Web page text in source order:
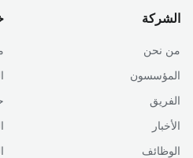
الشركة
من نحن
المؤسسون
الفريق
الأخبار
الوظائف